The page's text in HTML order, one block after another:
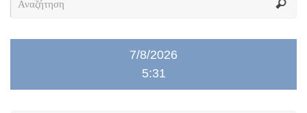
7/8/2026
5:31